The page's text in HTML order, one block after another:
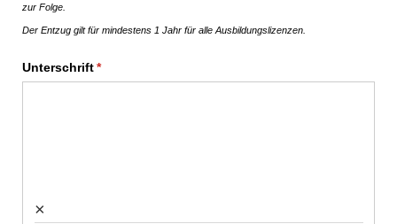
zur Folge.
Der Entzug gilt für mindestens 1 Jahr für alle Ausbildungslizenzen.
Unterschrift*
(erforderlich)
×